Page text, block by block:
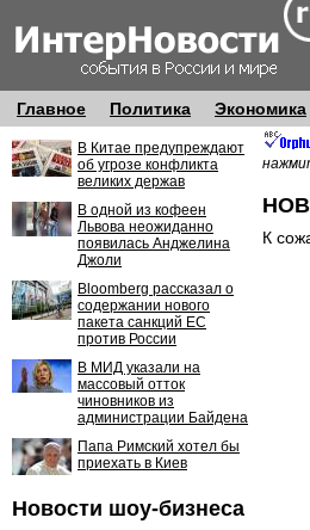
Главное Политика Экономика
В Китае предупреждают
об угрозе конфликта
великих держав
В одной из кофеен
Львова неожиданно
появилась Анджелина
Джоли
Bloomberg рассказал о
содержании нового
пакета санкций ЕС
против России
В МИД указали на
массовый отток
чиновников из
администрации Байдена
Папа Римский хотел бы
приехать в Киев
Новости шоу-бизнеса
К